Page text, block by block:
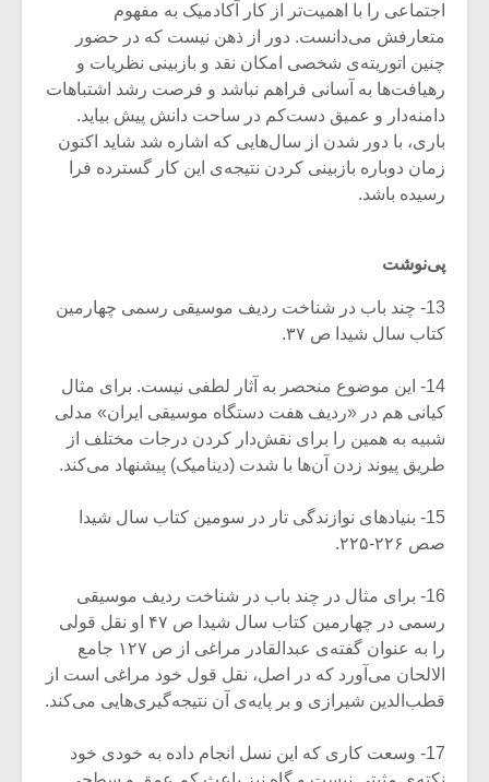
اجتماعی را با اهمیت‌تر از کار آکادمیک به مفهوم
متعارفش می‌دانست. دور از ذهن نیست که در حضور
چنین اتوریته‌ی شخصی امکان نقد و بازبینی نظریات و
رهیافت‌ها به آسانی فراهم نباشد و فرصت رشد اشتباهات
دامنه‌دار و عمیق دست‌کم در ساحت دانش پیش بیاید.
باری، با دور شدن از سال‌هایی که اشاره شد شاید اکنون
زمان دوباره بازبینی کردن نتیجه‌ی این کار گسترده فرا
رسیده باشد.
پی‌نوشت
13- چند باب در شناخت ردیف موسیقی رسمی چهارمین
کتاب سال شیدا ص ۳۷.
14- این موضوع منحصر به آثار لطفی نیست. برای مثال
کیانی هم در «ردیف هفت دستگاه موسیقی ایران» مدلی
شبیه به همین را برای نقش‌دار کردن درجات مختلف از
طریق پیوند زدن آن‌ها با شدت (دینامیک) پیشنهاد می‌کند.
15- بنیادهای نوازندگی تار در سومین کتاب سال شیدا
صص ۲۲۶-۲۲۵.
16- برای مثال در چند باب در شناخت ردیف موسیقی
رسمی در چهارمین کتاب سال شیدا ص ۴۷ او نقل قولی
را به عنوان گفته‌ی عبدالقادر مراغی از ص ۱۲۷ جامع
الالحان می‌آورد که در اصل، نقل قول خود مراغی است از
قطب‌الدین شیرازی و بر پایه‌ی آن نتیجه‌گیری‌هایی می‌کند.
17- وسعت کاری که این نسل انجام داده به خودی خود